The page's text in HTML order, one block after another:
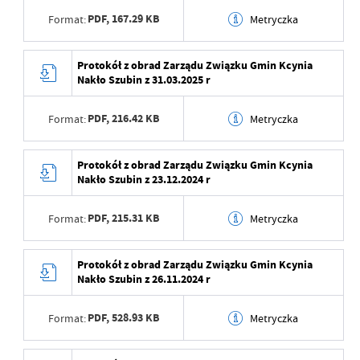
aktualizacji
Ostatnio zaktualizował Jacek Zawodniak
Opublikował Jacek Zawodniak
Data ostatniej
aktualizacji
2025-11-07 10:12:49
Ostatnio zaktualizował Jacek Zawodniak
Format:PDF, 167.29 KB Metryczka
Data wytworzenia
Wytworzył
Opublikował Jacek Zawodniak
Data ostatniej
aktualizacji
2025-11-07 10:07:38
Ostatnio zaktualizował Jacek Zawodniak
Protokół z obrad Zarządu Związku Gmin Kcynia
Nakło Szubin z 31.03.2025 r
Format:PDF,216.42 KB Metryczka
Data wytworzenia
Wytworzył
Opublikował Jacek Zawodniak
Data ostatniej
aktualizacji
2025-11-07 10:07:43
Ostatnio zaktualizował Jacek Zawodniak
Protokół z obrad Zarządu Związku Gmin Kcynia
Nakło Szubin z 23.12.2024 r
Format:PDF,215.31 KB Metryczka
Data wytworzenia
Wytworzył
Protokół z obrad Zarządu Związku Gmin Kcynia
Nakło Szubin z 26.11.2024 r
Format:PDF,528.93 KB Metryczka
Data wytworzenia